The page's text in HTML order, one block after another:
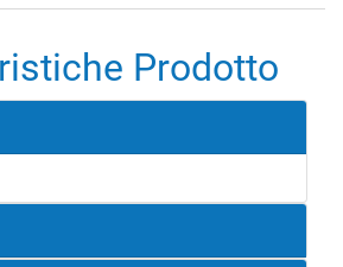
Prodotto